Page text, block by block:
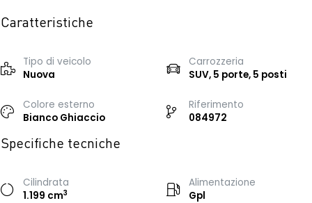
Caratteristiche
Tipo di veicolo
Nuova
Carrozzeria
SUV, 5 porte, 5 posti
Colore esterno
Bianco Ghiaccio
Riferimento
084972
Specifiche tecniche
Cilindrata
1.199 cm3
Alimentazione
Gpl